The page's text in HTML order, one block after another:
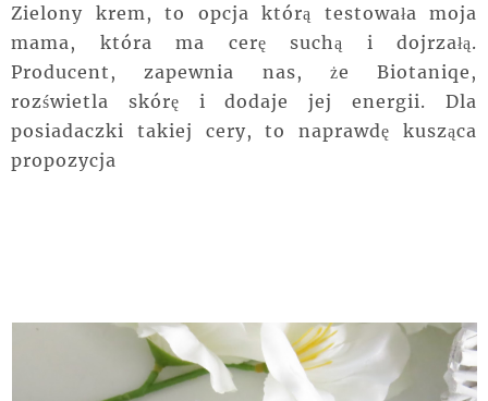
Zielony krem, to opcja którą testowała moja
mama, która ma cerę suchą i dojrzałą.
Producent, zapewnia nas, że Biotaniqe,
rozświetla skórę i dodaje jej energii. Dla
posiadaczki takiej cery, to naprawdę kusząca
propozycja